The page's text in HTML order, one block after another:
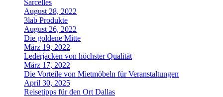
Sarcelles
August 28, 2022
3lab Produkte
August 26, 2022
Die goldene Mitte
März 19, 2022
Lederjacken von höchster Qualität
März 17, 2022
Die Vorteile von Mietmöbeln für Veranstaltungen
April 30, 2025
Reisetipps für den Ort Dallas